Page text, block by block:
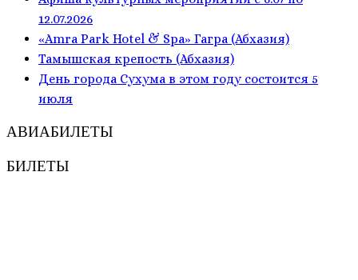
12.07.2026
«Amra Park Hotel & Spa» Гагра (Абхазия)
Тамышская крепость (Абхазия)
День города Сухума в этом году состоится 5
июля
АВИАБИЛЕТЫ
БИЛЕТЫ